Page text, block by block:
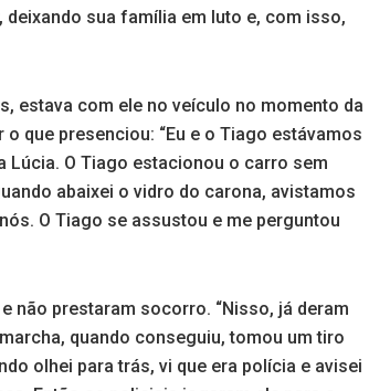
deixando sua família em luto e, com isso,
estava com ele no veículo no momento da
que presenciou: “Eu e o Tiago estávamos
Lúcia. O Tiago estacionou o carro sem
abaixei o vidro do carona, avistamos
O Tiago se assustou e me perguntou
não prestaram socorro. “Nisso, já deram
quando conseguiu, tomou um tiro
olhei para trás, vi que era polícia e avisei